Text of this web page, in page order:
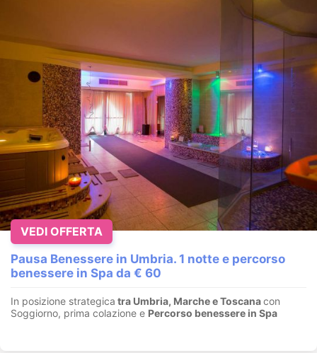
Pausa Benessere in Umbria. 1 notte e percorso
benessere in Spa da € 60
In posizione strategica tra Umbria, Marche e Toscanacon
Soggiorno, prima colazione e Percorso benessere in Spa
VEDI OFFERTA